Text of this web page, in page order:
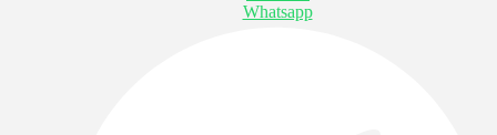
Whatsapp